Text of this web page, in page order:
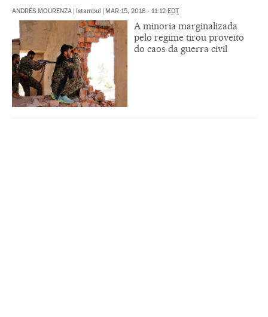
ANDRÉS MOURENZA | Istambul | MAR 15, 2016 - 11:12 EDT
A minoria marginalizada
pelo regime tirou proveito
do caos da guerra civil